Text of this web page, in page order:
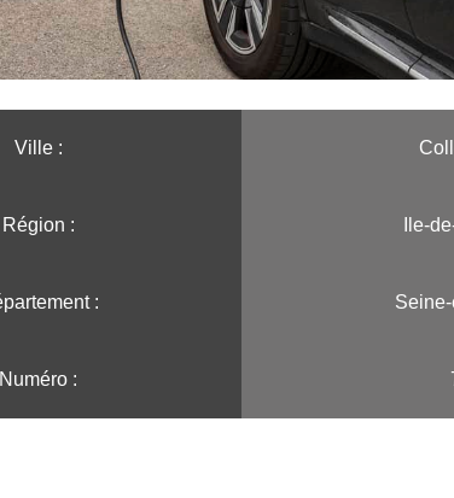
Ville :️
Région :️ Ile-
:
Numéro :